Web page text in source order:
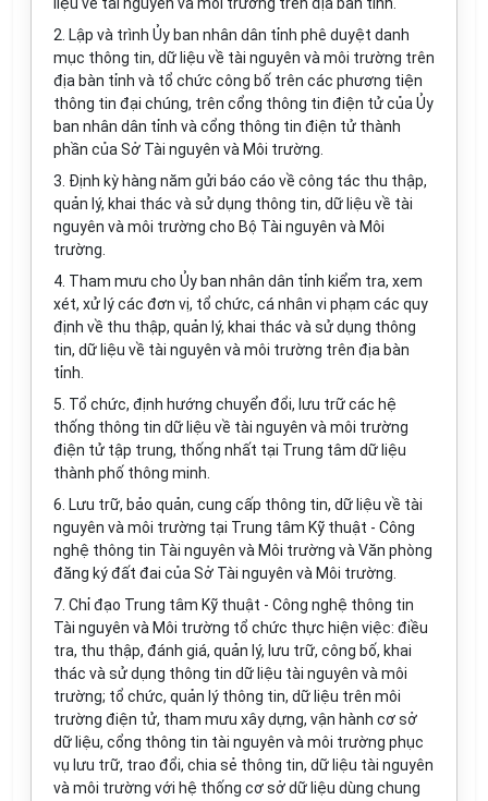
2. Lập và trình Ủy ban nhân dân tỉnh phê duyệt danh
mục thông tin, dữ liệu về tài nguyên và môi trường trên
địa bàn tỉnh và tổ chức công bố trên các phương tiện
thông tin đại chúng, trên cổng thông tin điện tử của Ủy
ban nhân dân tỉnh và cổng thông tin điện tử thành
phần của Sở Tài nguyên và Môi trường.
3. Định kỳ hàng năm gửi báo cáo về công tác thu thập,
quản lý, khai thác và sử dụng thông tin, dữ liệu về tài
nguyên và môi trường cho Bộ Tài nguyên và Môi
trường.
4. Tham mưu cho Ủy ban nhân dân tỉnh kiểm tra, xem
xét, xử lý các đơn vị, tổ chức, cá nhân vi phạm các quy
định về thu thập, quản lý, khai thác và sử dụng thông
tin, dữ liệu về tài nguyên và môi trường trên địa bàn
tỉnh.
5. Tổ chức, định hướng chuyển đổi, lưu trữ các hệ
thống thông tin dữ liệu về tài nguyên và môi trường
điện tử tập trung, thống nhất tại Trung tâm dữ liệu
thành phố thông minh.
6. Lưu trữ, bảo quản, cung cấp thông tin, dữ liệu về tài
nguyên và môi trường tại Trung tâm Kỹ thuật - Công
nghệ thông tin Tài nguyên và Môi trường và Văn phòng
đăng ký đất đai của Sở Tài nguyên và Môi trường.
7. Chỉ đạo Trung tâm Kỹ thuật - Công nghệ thông tin
Tài nguyên và Môi trường tổ chức thực hiện việc: điều
tra, thu thập, đánh giá, quản l ý, lưu trữ, công bố, khai
thác và sử dụng thông tin dữ liệu tài nguyên và môi
trường; tổ chức, quản lý thông tin, dữ liệu trên môi
trường điện tử, tham mưu xây dựng, vận hành cơ sở
dữ liệu, cổng thông tin tài nguyên và môi trường phục
vụ lưu trữ, trao đổi, chia sẻ thông tin, dữ liệu tài nguyên
và môi trường với hệ thống cơ sở dữ liệu dùng chung